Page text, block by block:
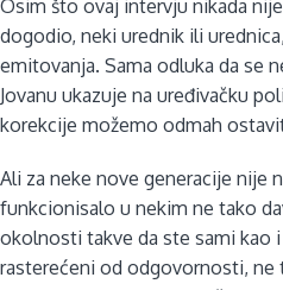
Osim što ovaj intervju nikada
dogodio, neki urednik ili
emitovanja. Sama odluka da se
Jovanu ukazuje na uređivačku
korekcije možemo odmah
Ali za neke nove generacije nije
funkcionisalo u nekim ne tako
okolnosti takve da ste sami kao
rasterećeni od odgovornosti,